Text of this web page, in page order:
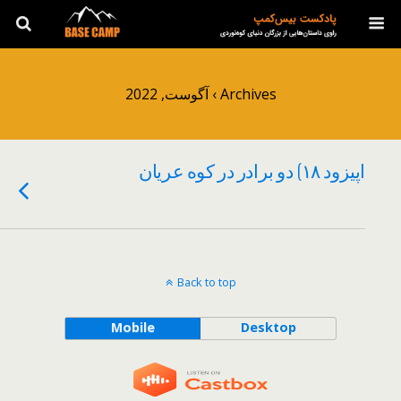
Archives › آگوست, 2022
اپیزود ۱۸) دو برادر در کوه عریان
Back to top
Mobile Desktop